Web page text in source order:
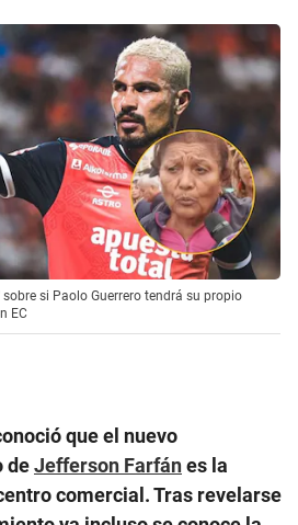
si Paolo Guerrero tendrá su propio
EC
que el nuevo
deJefferson Farfánes la
comercial. Tras revelarse